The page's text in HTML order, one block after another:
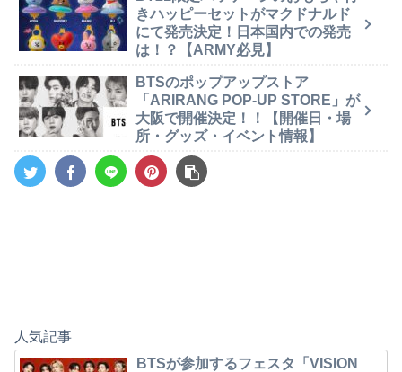
きハッピーセットがマクドナルド
にて発売決定！日本国内での発売
は！？【ARMY必見】
BTSのポップアップストア
「ARIRANG POP-UP STORE」が
大阪で開催決定！！【開催日・場
所・グッズ・イベント情報】
人気記事
BTSが参加するフェスタ「VISION